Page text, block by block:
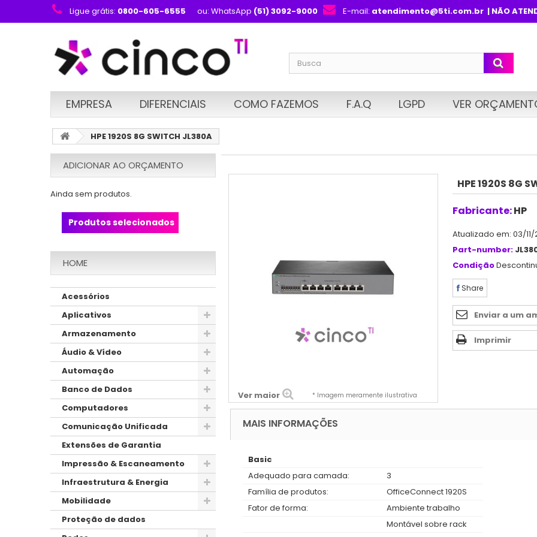
Ligue grátis: 0800-605-6555 ou: WhatsApp (51) 3092-9000 E-mail: atendimento@5ti.com.br| NÃO
EMPRESA DIFERENCIAIS COMO FAZEMOS F.A.Q LGPD VER
HPE 1920S 8G SWITCH JL380A
ADICIONAR AO ORÇAMENTO
Ainda sem produtos.
Produtos selecionados
HOME
Acessórios
Aplicativos
Armazenamento
Áudio & Vídeo
Automação
Banco de Dados
Computadores
Comunicação Unificada
Extensões de Garantia
Impressão & Escaneamento
Infraestrutura & Energia
Mobilidade
Proteção de dados
Ver maior * Imagem meramente ilustrativa
HPE 1920S 8G
Fabricante:HP
Atualizado em: 03/11/
Part-number:
Condição
Share
Enviar a um
Imprimir
MAIS INFORMAÇÕES
Basic
Adequado para camada:
3
Família de produtos:
OfficeConnect 1920S
Fator de forma:
Ambiente trabalho
Montável sobre rack